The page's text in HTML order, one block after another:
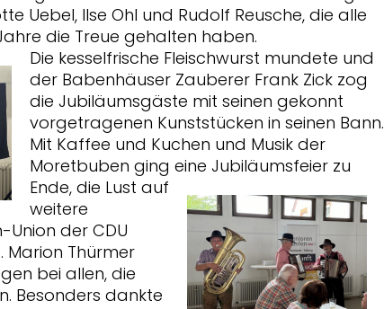
Uebel, Ilse Ohl und Rudolf Reusche, die alle
die Treue gehalten haben.
Die kesselfrische Fleischwurst mundete und
der Babenhäuser Zauberer Frank Zick zog
die Jubiläumsgäste mit seinen gekonnt
vorgetragenen Kunststücken in seinen Bann.
Mit Kaffee und Kuchen und Musik der
Moretbuben ging eine Jubiläumsfeier zu
Ende, die Lust auf
weitere
Union der CDU
Thürmer
bei allen, die
Besonders dankte